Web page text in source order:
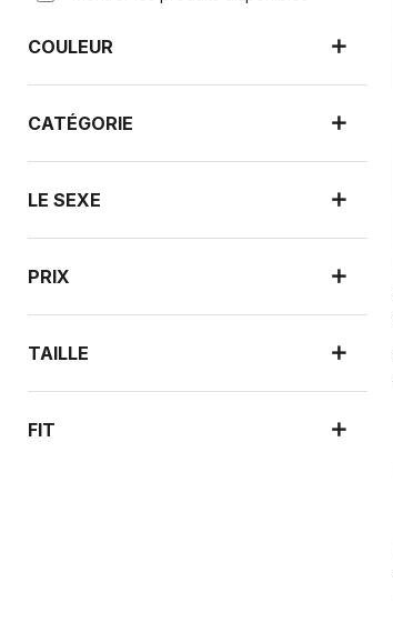
COULEUR
CATÉGORIE
LE SEXE
PRIX
TAILLE
FIT